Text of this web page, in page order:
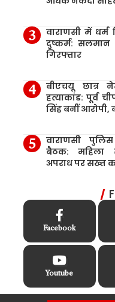
वाराणसी में धर्म
दुष्कर्म: सलमान
गिरफ्तार
बीएचयू छात्र
हत्याकांड: पूर्व
सिंह बनीं आरोपी,
वाराणसी
बैठक: महिला
अपराध पर सख्त
Facebook
Youtube